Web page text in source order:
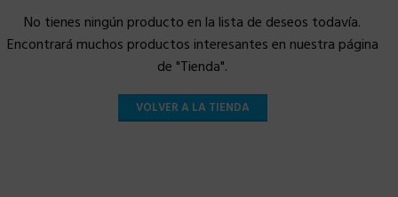
No tienes ningún producto en la lista de deseos todavía.
Encontrará muchos productos interesantes en nuestra página
de "Tienda".
VOLVER A LA TIENDA